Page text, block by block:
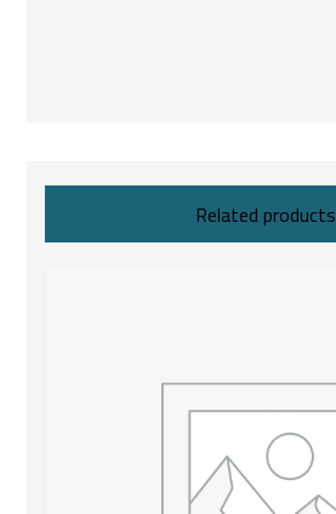
Related products